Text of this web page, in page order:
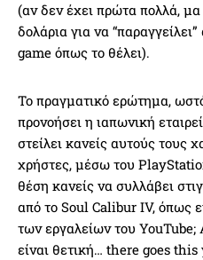
(αν δεν έχει πρώτα πολλά,
δολάρια για να
game όπως το θέλει).
Το πραγματικό ερώτημα,
προνοήσει η ιαπωνική
στείλει κανείς αυτούς τους
χρήστες, μέσω του
θέση κανείς να συλλάβει
από το Soul Calibur IV, όπως
των εργαλείων του
είναι θετική… there goes